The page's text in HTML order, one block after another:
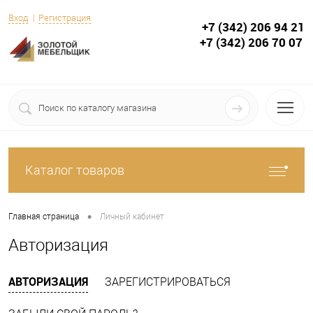
Вход Регистрация
+7 (342) 206 94 21
+7 (342) 206 70 07
Каталог товаров
Главная страница • Личный кабинет
Авторизация
АВТОРИЗАЦИЯ ЗАРЕГИСТРИРОВАТЬСЯ